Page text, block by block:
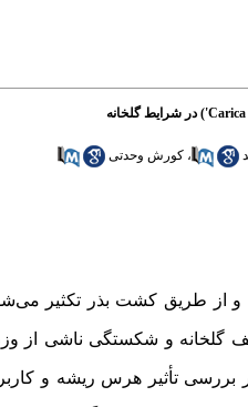
، کورش وحدتی
طریق کشت بذر تکثیر
و شکستگی ناشی از وزن
بررسی تأثیر هرس ریشه و